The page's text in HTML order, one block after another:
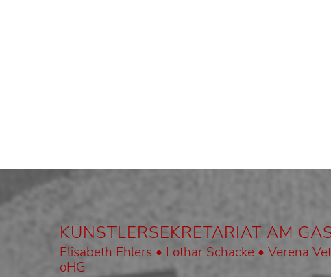
KÜNSTLERSEKRETARIAT AM
Elisabeth Ehlers • Lothar Schacke • Verena
oHG